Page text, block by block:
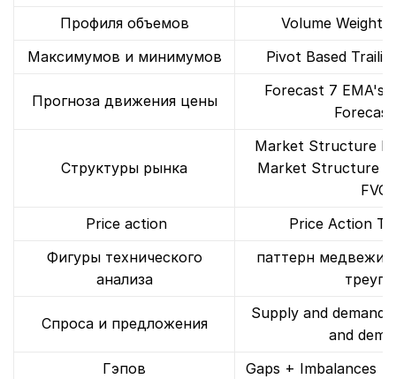
Профиля объемов
Volume
Максимумов и минимумов
Pivot Based
Прогноза движения цены
Forecast 7 EMA's
Структуры рынка
Market Structure
Market Structure
Price action
Price Action
Фигуры технического
анализа
паттерн медвежий
Спроса и предложения
Supply and demand
and
Гэпов
Gaps + Imbalances